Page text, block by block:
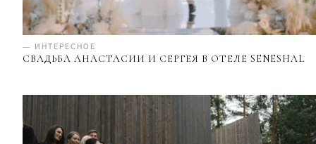
— ИНТЕРЕСНОЕ
СВАДЬБА АНАСТАСИИ И СЕРГЕЯ В ОТЕЛЕ SENESHAL